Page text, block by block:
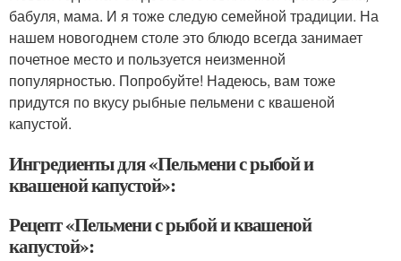
бабуля, мама. И я тоже следую семейной традиции. На
нашем новогоднем столе это блюдо всегда занимает
почетное место и пользуется неизменной
популярностью. Попробуйте! Надеюсь, вам тоже
придутся по вкусу рыбные пельмени с квашеной
капустой.
Ингредиенты для «Пельмени с рыбой и
квашеной капустой»:
Рецепт «Пельмени с рыбой и квашеной
капустой»: